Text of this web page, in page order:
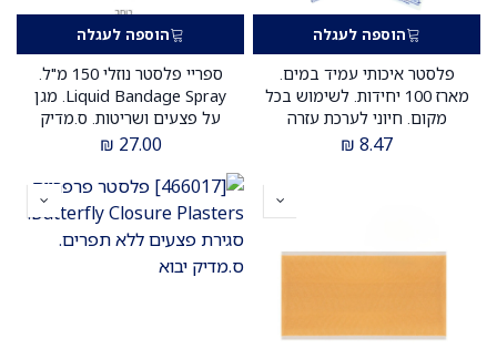
הוספה לעגלה
פלסטר איכותי עמיד במים.
מארז 100 יחידות. לשימוש בכל
מקום. חיוני לערכת עזרה
ראשונה. ס.מדיק יבוא
8.47
₪
הוספה לעגלה
ספריי פלסטר נוזלי 150 מ"ל.
Liquid Bandage Spray. מגן
על פצעים ושריטות. ס.מדיק
יבוא
27.00
₪